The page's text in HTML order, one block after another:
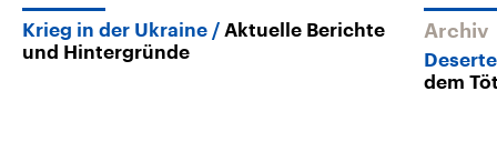
Krieg in der Ukraine
Aktuelle Berichte
und Hintergründe
Archiv
dem